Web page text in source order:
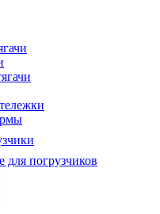
для погрузчиков